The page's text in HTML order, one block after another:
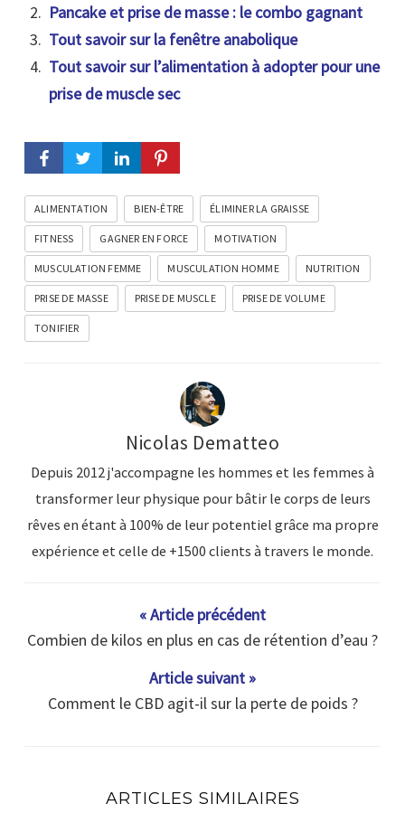
Pancake et prise de masse : le combo gagnant
Tout savoir sur la fenêtre anabolique
Tout savoir sur l’alimentation à adopter pour une
prise de muscle sec
ALIMENTATION BIEN-ÊTRE ÉLIMINER LA GRAISSE
FITNESS GAGNER EN FORCE MOTIVATION
MUSCULATION FEMME MUSCULATION HOMME NUTRITION
PRISE DE MASSE PRISE DE MUSCLE PRISE DE VOLUME
TONIFIER
Nicolas Dematteo
Depuis 2012 j'accompagne les hommes et les femmes à
transformer leur physique pour bâtir le corps de leurs
rêves en étant à 100% de leur potentiel grâce ma propre
expérience et celle de +1500 clients à travers le monde.
« Article précédent
Combien de kilos en plus en cas de rétention d’eau ?
Article suivant »
Comment le CBD agit-il sur la perte de poids ?
ARTICLES SIMILAIRES